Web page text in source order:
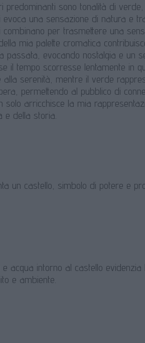
predominanti sono tonalità di
una sensazione di natura e
combinano per trasmettere una
mia palette cromatica
passata, evocando nostalgia e
il tempo scorresse lentamente in
serenità, mentre il verde
permettendo al pubblico di
solo arricchisce la mia
e della storia.
un castello, simbolo di potere e
acqua intorno al castello
e ambiente.